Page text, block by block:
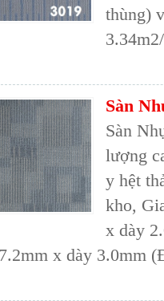
thùng)
Sàn
Sàn
lượng
y hệt
kho,
x dày
x dày 3.0mm